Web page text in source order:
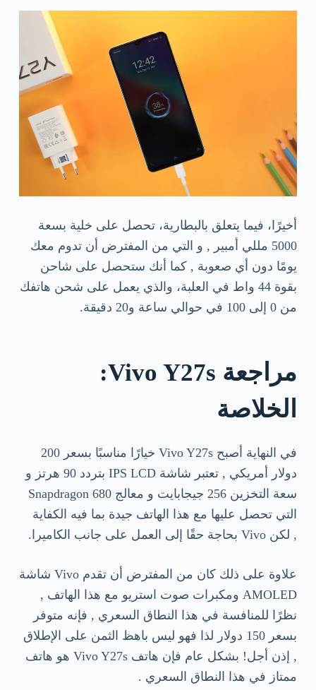
أخيرًا، فيما يتعلق بالبطارية، تحصل على خلية بسعة
5000 مللي أمبير , و التي من المفترض أن تدوم معك
يومًا دون أي صعوبة , كما أنك ستحصل على شاحن
بقوة 44 واط في العلبة، والذي يعمل على شحن هاتفك
من 0 إلى 100 في حوالي ساعة و20 دقيقة.
مراجعة Vivo Y27s:
الخلاصة
في النهاية أصبح Vivo Y27s خيارًا مناسبًا بسعر 200
دولار أمريكي , تعتبر شاشة IPS LCD بتردد 90 هرتز و
سعة التخزين 256 جيجابايت و معالج Snapdragon 680
التي تحصل عليها مع هذا الهاتف جيدة بما فيه الكفاية
, لكن Vivo بحاجة حقًا إلى العمل على جانب الكاميرا.
علاوة على ذلك كان من المفترض أن تقدم Vivo شاشة
AMOLED ومكبرات صوت استريو مع هذا الهاتف ,
نظرًا للمنافسة في هذا النطاق السعري , فإنه متوفر
بسعر 150 دولار لذا فهو ليس باهظ الثمن على الإطلاق
, إذن أجل! بشكل عام فإن هاتف Vivo Y27s هو هاتف
ممتاز في هذا النطاق السعري .